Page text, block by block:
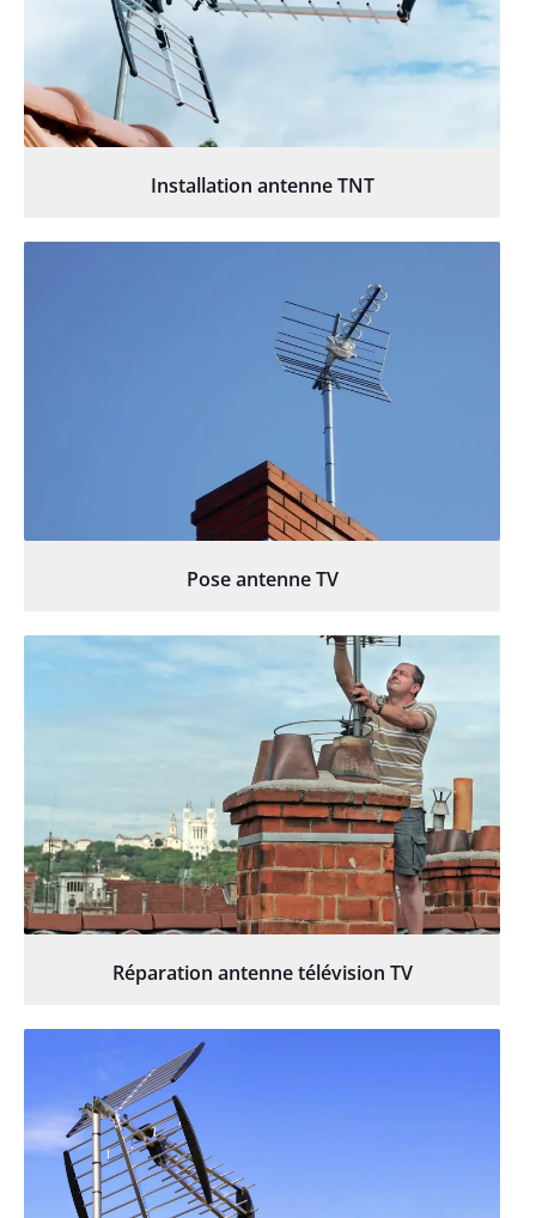
Installation antenne TNT
Pose antenne TV
Réparation antenne télévision TV